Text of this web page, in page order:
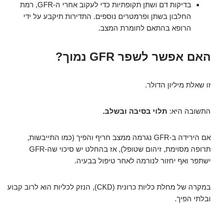
בדיקות דם ושתן תקופתיות כדי לעקוב אחרי ה-GFR, רמת
החלבון בשתן ופרמטרים נוספים. התדירות תיקבע על ידי
הרופא בהתאם לחומרת המצב.
האם אפשר לשפר GFR נמוך?
זו שאלת מיליון הדולר.
התשובה היא: תלוי בסיבה ובשלב.
אם הירידה ב-GFR נגרמה ממצב חריף והפיך (כמו התייבשות,
תרופה מסוימת, זיהום שטופל), אז בהחלט יש סיכוי שה-GFR
ישתפר ואף יחזור לנורמה לאחר טיפול בבעיה.
במקרה של מחלת כליות כרונית (CKD), הנזק לכליות הוא לרוב קבוע
ובלתי הפיך.